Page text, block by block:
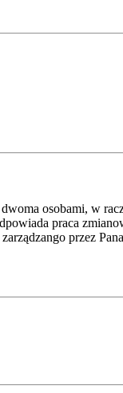
osobami, w
praca
przez